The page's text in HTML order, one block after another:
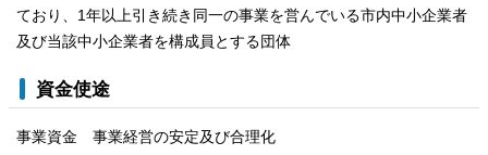
ており、1年以上引き続き同一の事業を営んでいる市内中小企業者
及び当該中小企業者を構成員とする団体
資金使途
事業資金 事業経営の安定及び合理化